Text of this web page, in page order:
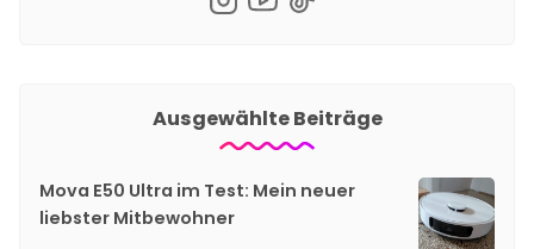
Ausgewählte Beiträge
Mova E50 Ultra im Test: Mein neuer
liebster Mitbewohner